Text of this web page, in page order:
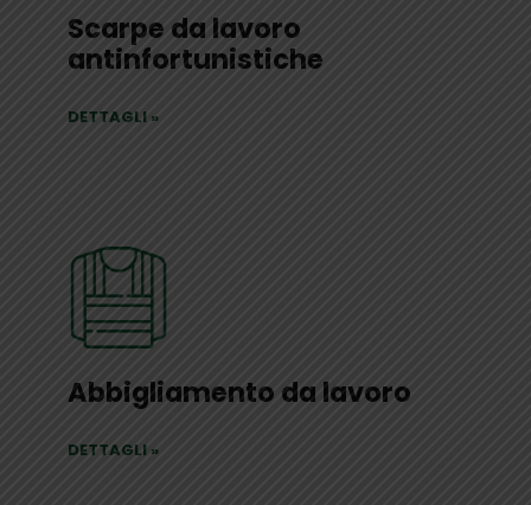
Scarpe da lavoro
antinfortunistiche
DETTAGLI »
Abbigliamento da lavoro
DETTAGLI »